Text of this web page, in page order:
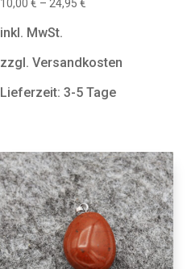
10,00 € – 24,95 €
inkl. MwSt.
zzgl. Versandkosten
Lieferzeit: 3-5 Tage